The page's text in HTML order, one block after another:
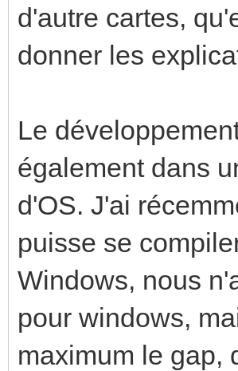
d'autre cartes,
donner les
Le
également dans
d'OS. J'ai
puisse se
Windows, nous
pour windows,
maximum le gap,